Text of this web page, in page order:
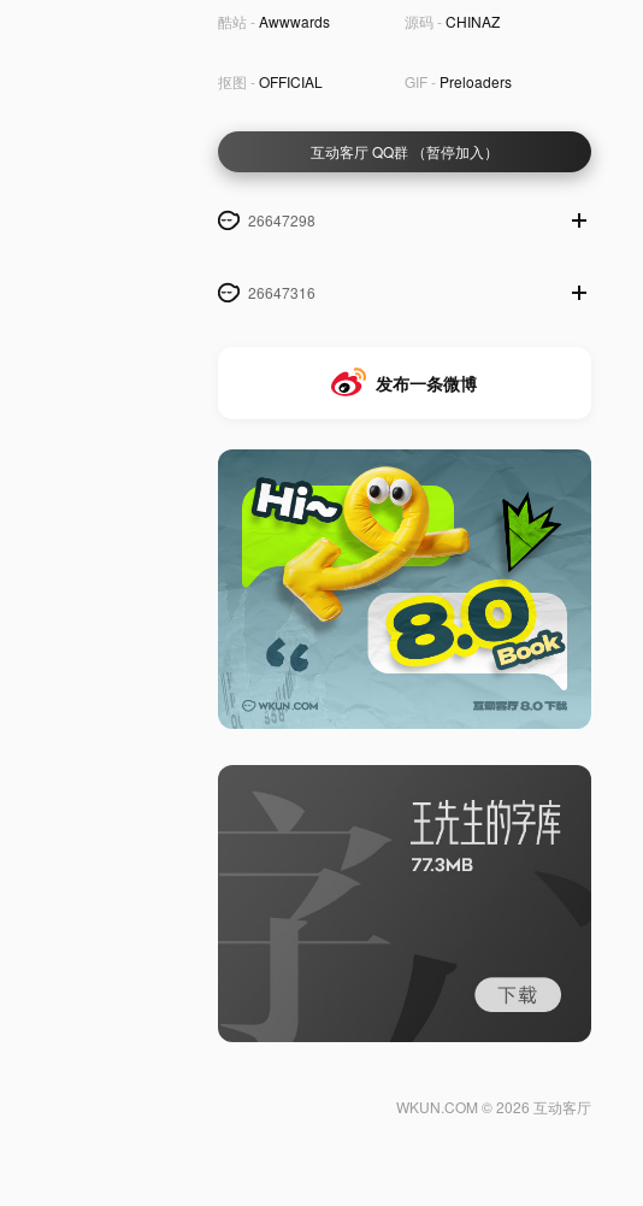
酷站 -Awwwards 源码 -CHINAZ
抠图 -OFFICIAL GIF - Preloaders
互动客厅 QQ群 （暂停加入）
26647298
26647316
发布一条微博
WKUN.COM ©2026 互动客厅